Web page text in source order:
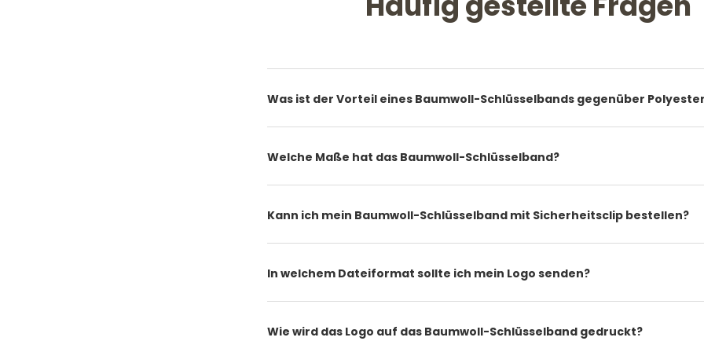
Was ist der Vorteil eines Baumwoll-Schlüsselbands gegenüber
Welche Maße hat das Baumwoll-Schlüsselband?
Kann ich mein Baumwoll-Schlüsselband mit Sicherheitsclip bestellen?
In welchem Dateiformat sollte ich mein Logo senden?
Wie wird das Logo auf das Baumwoll-Schlüsselband gedruckt?